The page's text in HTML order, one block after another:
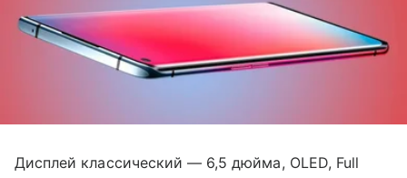
Дисплей классический — 6,5 дюйма, OLED, Full